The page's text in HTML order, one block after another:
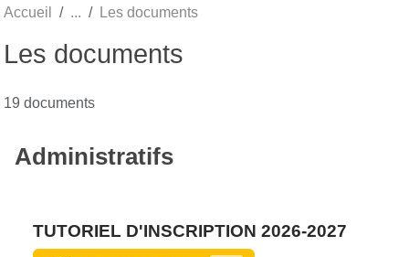
Accueil Les documents
Les documents
19 documents
Administratifs
TUTORIEL D'INSCRIPTION 2026-2027